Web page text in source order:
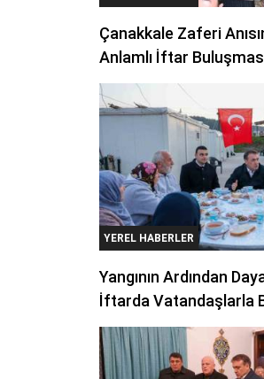
Çanakkale Zaferi
Anlamlı İftar
YEREL HABERLER
Yangının Ardından
İftarda Vatandaşlarla